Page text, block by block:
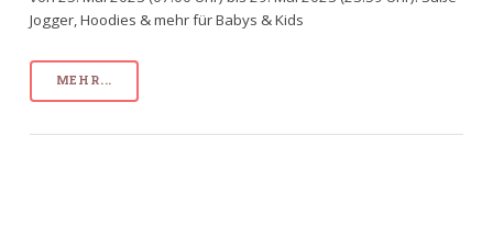
Jogger, Hoodies & mehr für Babys & Kids
MEHR...